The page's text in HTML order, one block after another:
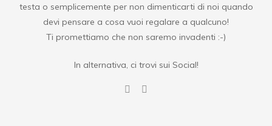
testa o semplicemente per non dimenticarti di noi quando
devi pensare a cosa vuoi regalare a qualcuno!
Ti promettiamo che non saremo invadenti :-)
In alternativa, ci trovi sui Social!